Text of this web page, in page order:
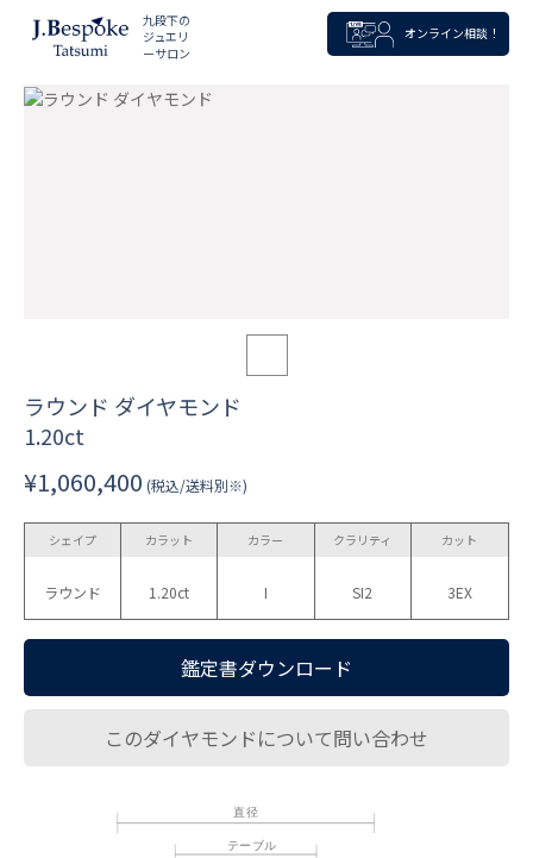
九段下の
ジュエリ
ーサロン
オンライン相談！
ラウンド ダイヤモンド
1.20ct
¥1,060,400 (税込/送料別※)
シェイプ
ラウンド
カラット
1.20ct
カラー
I
クラリティ
SI2
カット
3EX
鑑定書ダウンロード
このダイヤモンドについて問い合わせ